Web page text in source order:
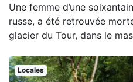
Une femme d’une
russe, a été retrouvée
glacier du Tour, dans le
Locales